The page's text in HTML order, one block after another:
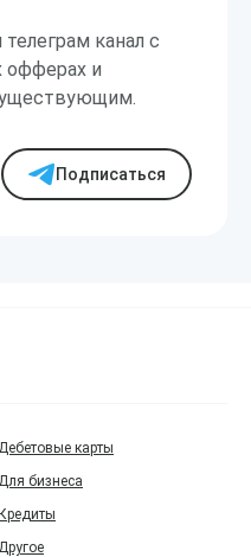
канал с
офферах и
Подписаться
карты
бизнеса
Кредиты